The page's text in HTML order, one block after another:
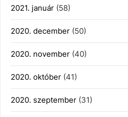
2021. január (58)
2020. december (50)
2020. november (40)
2020. október (41)
2020. szeptember (31)